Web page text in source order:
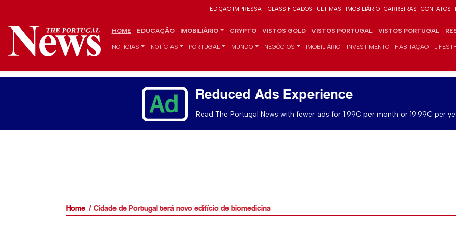
EDIÇÃO IMPRESSA CLASSIFICADOS ÚLTIMAS IMOBILIÁRIO CARREIRAS CONTATOS
HOME EDUCAÇÃO IMOBILIÁRIO CRYPTO VISTOS GOLD VISTOS PORTUGAL VISTOS PORTUGAL
NOTÍCIAS NOTÍCIAS PORTUGAL MUNDO NEGÓCIOS IMOBILIÁRIO INVESTIMENTO HABITAÇÃO
Reduced Ads Experience
Read The Portugal News with fewer ads for 1.99€ per month or 19.99€ per
Home Cidade de Portugal terá novo edifício de biomedicina